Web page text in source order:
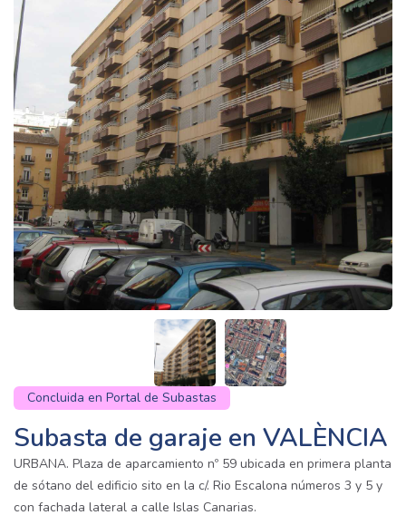
Concluida en Portal de Subastas
Subasta de garaje en VALÈNCIA
URBANA. Plaza de aparcamiento nº 59 ubicada en primera planta
de sótano del edificio sito en la c/. Rio Escalona números 3 y 5 y
con fachada lateral a calle Islas Canarias.